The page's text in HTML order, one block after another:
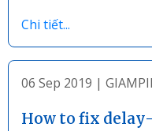
Chi tiết...
06 Sep 2019 |
How to fix